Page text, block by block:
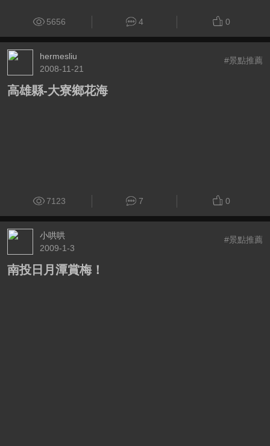
5656 4 0
hermesliu
2008-11-21
#景點推薦
高雄縣-大寮鄉花海
7123 7 0
小哄哄
2009-1-3
#景點推薦
南投日月潭賞梅！